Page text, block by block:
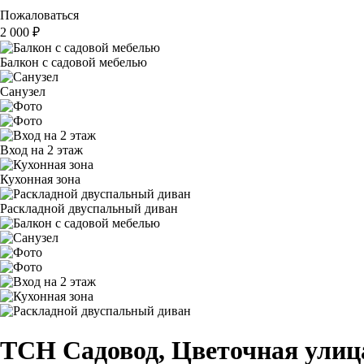
Пожаловаться
2 000 ₽
Балкон с садовой мебелью
Санузел
Вход на 2 этаж
Кухонная зона
Раскладной двуспальный диван
ТСН Садовод, Цветочная